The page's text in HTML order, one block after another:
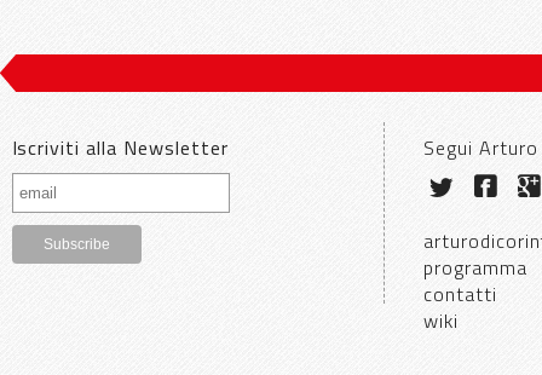
Iscriviti alla Newsletter Segui
programma
contatti
wiki